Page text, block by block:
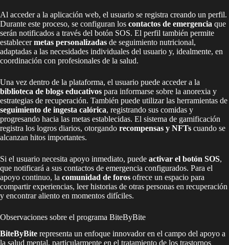
Al acceder a la aplicación web, el usuario se registra creando un perfil.
Durante este proceso, se configuran los contactos de emergencia que
serán notificados a través del botón SOS. El perfil también permite
establecermetas personalizadas de seguimiento nutricional,
adaptadas a las necesidades individuales del usuario y, idealmente, en
coordinación con profesionales de la salud.
Una vez dentro de la plataforma, el usuario puede acceder a la
biblioteca de blogs educativos para informarse sobre la anorexia y
estrategias de recuperación. También puede utilizar las herramientas de
seguimiento de ingesta calórica, registrando sus comidas y
progresando hacia las metas establecidas. El sistema de gamificación
registra los logros diarios, otorgando recompensas y NFTs cuando se
alcanzan hitos importantes.
Si el usuario necesita apoyo inmediato, puede activar el botón SOS,
que notificará a sus contactos de emergencia configurados. Para el
apoyo continuo, la comunidad de foros ofrece un espacio para
compartir experiencias, leer historias de otras personas en recuperación
y encontrar aliento en momentos difíciles.
Observaciones sobre el programa BiteByBite
BiteByBite representa un enfoque innovador en el campo del apoyo a
la salud mental, particularmente en el tratamiento de los trastornos